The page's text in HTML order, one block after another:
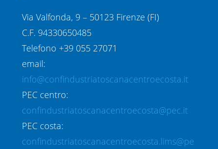
Via Valfonda, 9 – 50123 Firenze (FI)
C.F. 94330650485
Telefono +39 055 27071
email:
info@confindustriatoscanacentroecosta.it
PEC centro:
confindustriatoscanacentroecosta@pec.it
PEC costa:
confindustriatoscanacentroecosta.lims@pe